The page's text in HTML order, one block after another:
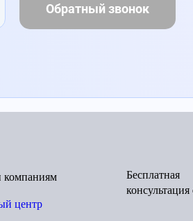
Обратный звонок
компаниям
центр
Бесплатная